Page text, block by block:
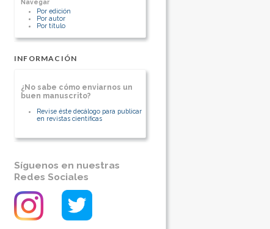
Departamento Clínico Integral del Sur.
Ciudad Hospitalaria “Dr. Enrique
Tejera” Universidad de Carabobo.
Valencia, Venezuela
[Ver otros artículos de este autor]
Navegar
Por edición
Por autor
Por título
INFORMACIÓN
¿No sabe cómo enviarnos un
buen manuscrito?
Revise éste decálogo para publicar
en revistas científicas
Síguenos en nuestras
Redes Sociales